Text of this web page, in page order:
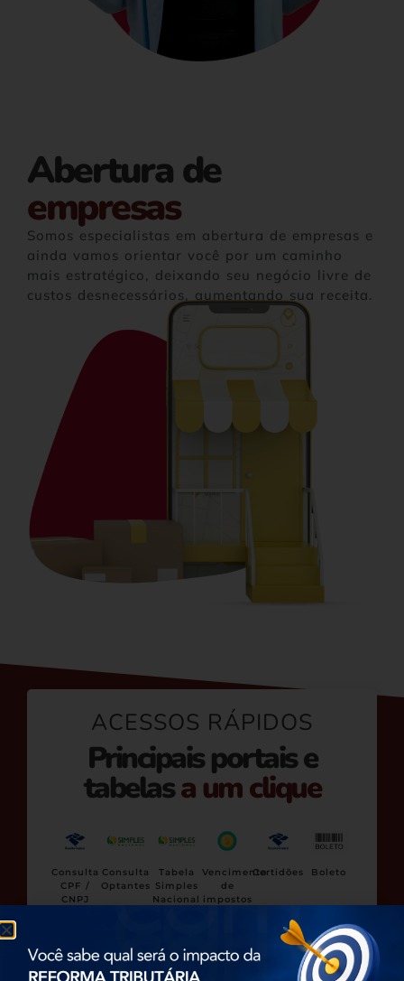
Abertura de
empresas
Somos especialistas em abertura de empresas e
ainda vamos orientar você por um caminho
mais estratégico, deixando seu negócio livre de
custos desnecessários, aumentando sua receita.
ACESSOS RÁPIDOS
Principais portais e
tabelasa um clique
Consulta
CPF /
CNPJ
Consulta
Optantes
Tabela
Simples
Nacional
Vencimento
de
impostos
Certidões Boleto
Consulta
Sintegra